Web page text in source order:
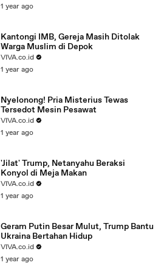
1 year ago
Kantongi IMB, Gereja Masih Ditolak
Warga Muslim di Depok
VIVA.co.id
1 year ago
Nyelonong! Pria Misterius Tewas
Tersedot Mesin Pesawat
VIVA.co.id
1 year ago
'Jilat' Trump, Netanyahu Beraksi
Konyol di Meja Makan
VIVA.co.id
1 year ago
Geram Putin Besar Mulut, Trump Bantu
Ukraina Bertahan Hidup
VIVA.co.id
1 year ago